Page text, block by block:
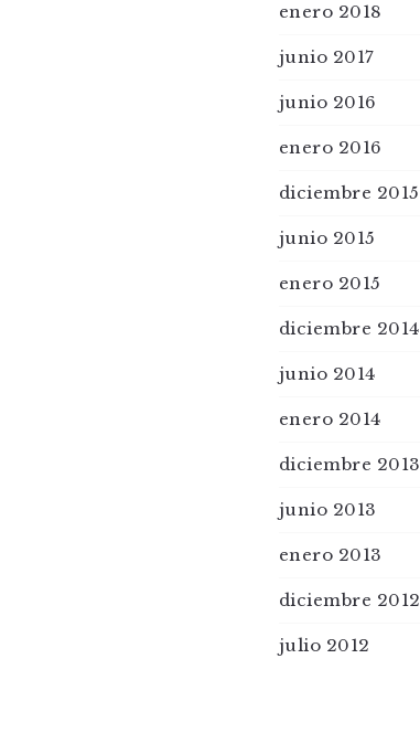
enero 2018
junio 2017
junio 2016
enero 2016
diciembre 2015
junio 2015
enero 2015
diciembre 2014
junio 2014
enero 2014
diciembre 2013
junio 2013
enero 2013
diciembre 2012
julio 2012